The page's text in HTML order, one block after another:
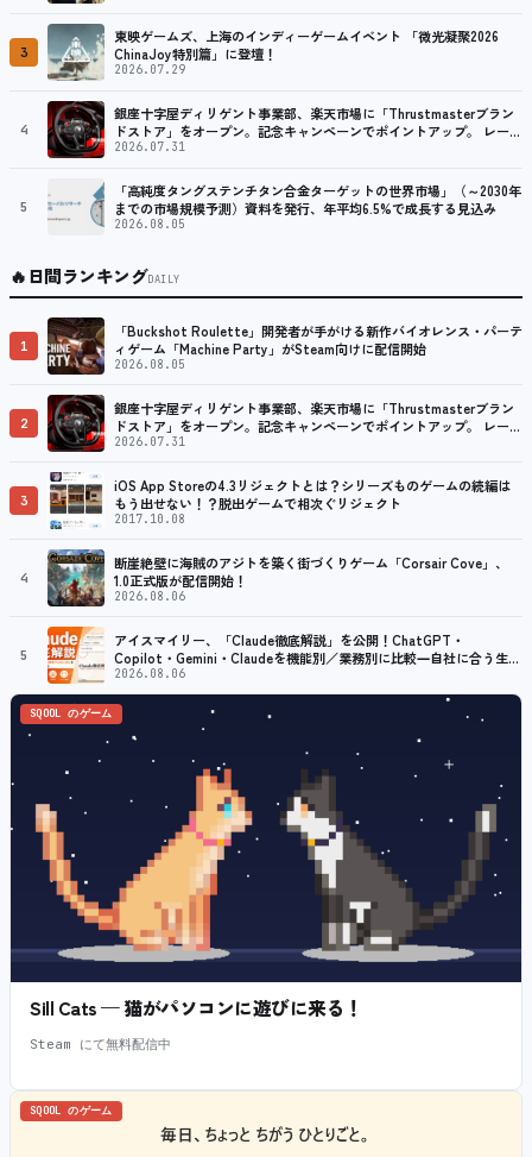
3
東映ゲームズ、上海のインディーゲームイベント 「微光凝聚2026
ChinaJoy特別篇」に登壇！
2026.07.29
4
銀座十字屋ディリゲント事業部、楽天市場に「Thrustmasterブラン
ドストア」をオープン。記念キャンペーンでポイントアップ。 レーシ
ング／フライトシム向けコントローラーを中心に、幅広くラインナッ
2026.07.31
5
「高純度タングステンチタン合金ターゲットの世界市場」（～2030年
までの市場規模予測）資料を発行、年平均6.5%で成長する見込み
2026.08.05
🔥日間ランキングDAILY
1
「Buckshot Roulette」開発者が手がける新作バイオレンス・パーテ
ィゲーム「Machine Party」がSteam向けに配信開始
2026.08.05
2
銀座十字屋ディリゲント事業部、楽天市場に「Thrustmasterブラン
ドストア」をオープン。記念キャンペーンでポイントアップ。 レーシ
ング／フライトシム向けコントローラーを中心に、幅広くラインナッ
2026.07.31
3
iOS App Storeの4.3リジェクトとは？シリーズものゲームの続編は
もう出せない！？脱出ゲームで相次ぐリジェクト
2017.10.08
4
断崖絶壁に海賊のアジトを築く街づくりゲーム「Corsair Cove」、
1.0正式版が配信開始！
2026.08.06
5
アイスマイリー、「Claude徹底解説」を公開！ChatGPT・
Copilot・Gemini・Claudeを機能別／業務別に比較―自社に合う生成
AIの選び方がわかる実践ガイド
2026.08.06
SQOOL のゲーム
Sill Cats — 猫がパソコンに遊びに来る！
Steam にて無料配信中
SQOOL のゲーム